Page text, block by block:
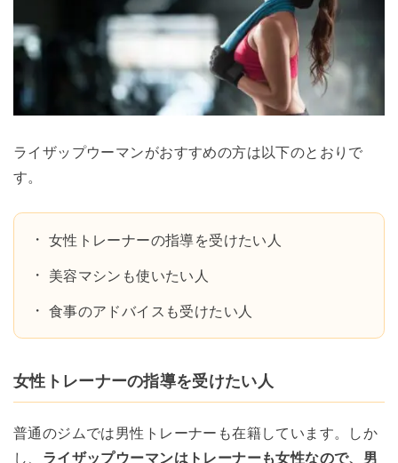
ライザップウーマンがおすすめの方は以下のとおりで
す。
女性トレーナーの指導を受けたい人
美容マシンも使いたい人
食事のアドバイスも受けたい人
女性トレーナーの指導を受けたい人
普通のジムでは男性トレーナーも在籍しています。しか
し、 ライザップウーマンはトレーナーも女性なので、男